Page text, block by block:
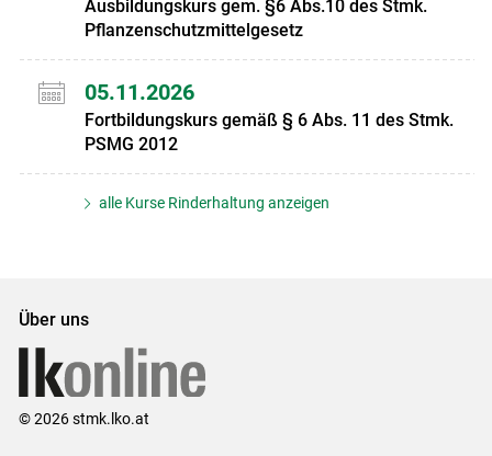
Ausbildungskurs gem. §6 Abs.10 des Stmk.
Pflanzenschutzmittelgesetz
05.11.2026
Fortbildungskurs gemäß § 6 Abs. 11 des Stmk.
PSMG 2012
alle Kurse Rinderhaltung anzeigen
Über uns
© 2026 stmk.lko.at